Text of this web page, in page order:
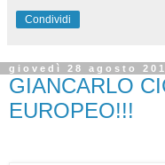
Condividi
giovedì 28 agosto
GIANCARLO
EUROPEO!!!